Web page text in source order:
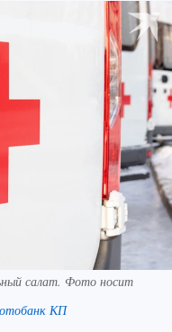
салат. Фото носит
КП